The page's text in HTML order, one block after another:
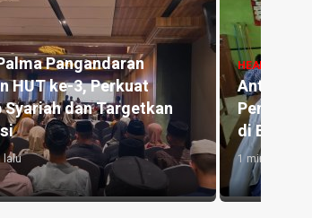
Aplikasi Pronalin Cek,
Ibu Hamil Kenali Risiko
Siapkan Persalinan Lebih
yang lalu